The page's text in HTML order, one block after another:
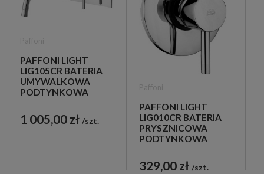
PAFFONI LIGHT
LIG105CR BATERIA
UMYWALKOWA
PODTYNKOWA
CHROM
1 005,00 zł szt.
PAFFONI LIGHT
LIG010CR BATERIA
PRYSZNICOWA
PODTYNKOWA
CHROM
329,00 zł szt.